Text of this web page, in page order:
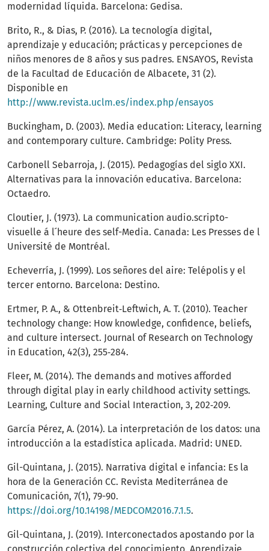
modernidad líquida. Barcelona: Gedisa.
Brito, R., & Dias, P. (2016). La tecnología digital,
aprendizaje y educación; prácticas y percepciones de
niños menores de 8 años y sus padres. ENSAYOS, Revista
de la Facultad de Educación de Albacete, 31 (2).
Disponible en
http://www.revista.uclm.es/index.php/ensayos
Buckingham, D. (2003). Media education: Literacy, learning
and contemporary culture. Cambridge: Polity Press.
Carbonell Sebarroja, J. (2015). Pedagogías del siglo XXI.
Alternativas para la innovación educativa. Barcelona:
Octaedro.
Cloutier, J. (1973). La communication audio.scripto-
visuelle á l ́heure des self-Media. Canada: Les Presses de l
́Université de Montréal.
Echeverría, J. (1999). Los señores del aire: Telépolis y el
tercer entorno. Barcelona: Destino.
Ertmer, P. A., & Ottenbreit‐Leftwich, A. T. (2010). Teacher
technology change: How knowledge, confidence, beliefs,
and culture intersect. Journal of Research on Technology
in Education, 42(3), 255‐284.
Fleer, M. (2014). The demands and motives afforded
through digital play in early childhood activity settings.
Learning, Culture and Social Interaction, 3, 202‐209.
García Pérez, A. (2014). La interpretación de los datos: una
introducción a la estadística aplicada. Madrid: UNED.
Gil-Quintana, J. (2015). Narrativa digital e infancia: Es la
hora de la Generación CC. Revista Mediterránea de
Comunicación, 7(1), 79-90.
https://doi.org/10.14198/MEDCOM2016.7.1.5.
Gil-Quintana, J. (2019). Interconectados apostando por la